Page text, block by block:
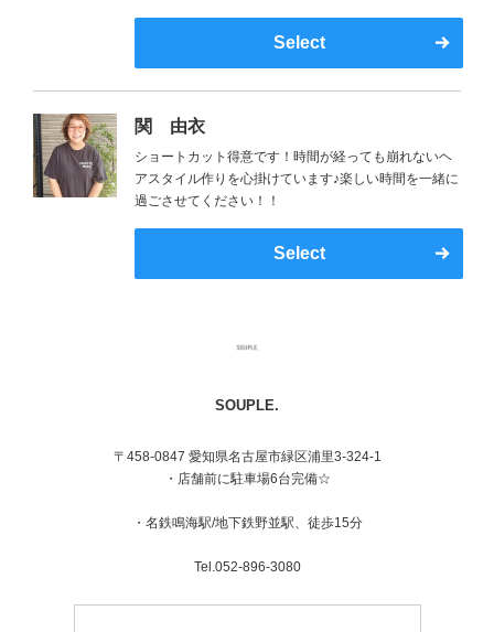
Select
関 由衣
ショートカット得意です！時間が経っても崩れないヘ
アスタイル作りを心掛けています♪楽しい時間を一緒に
過ごさせてください！！
Select
SOUPLE.
〒458-0847 愛知県名古屋市緑区浦里3-324-1
・店舗前に駐車場6台完備☆
・名鉄鳴海駅/地下鉄野並駅、徒歩15分
Tel.052-896-3080